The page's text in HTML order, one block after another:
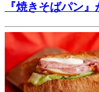
『焼きそばパン』